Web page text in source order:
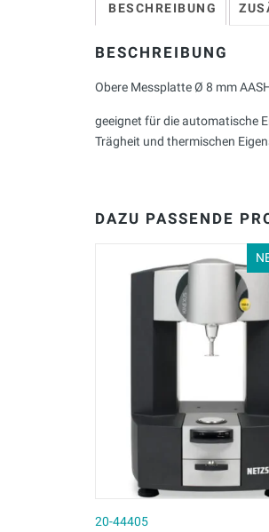
BESCHREIBUNG
BESCHREIBUNG
Obere Messplatte Ø 8 mm
geeignet für die automatische
Trägheit und thermischen
DAZU PASSENDE
20-44405